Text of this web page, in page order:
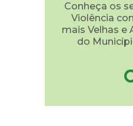
Conheça os
Violência
mais Velhas e
do